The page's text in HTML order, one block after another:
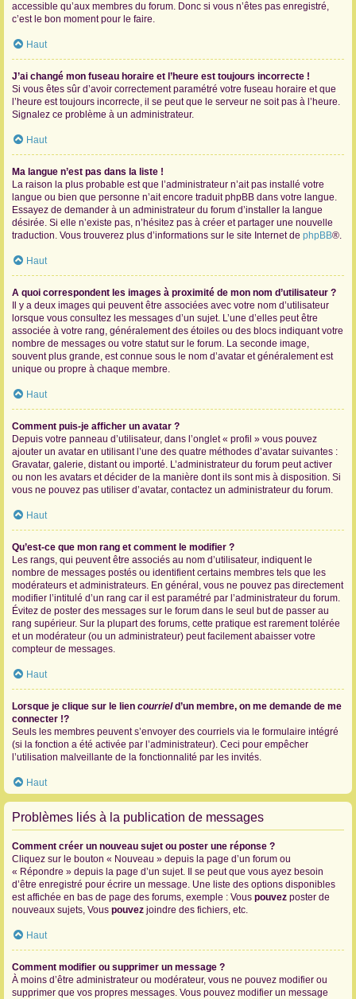
accessible qu’aux membres du forum. Donc si vous n’êtes pas enregistré,
c’est le bon moment pour le faire.
Haut
J’ai changé mon fuseau horaire et l’heure est toujours incorrecte !
Si vous êtes sûr d’avoir correctement paramétré votre fuseau horaire et que
l’heure est toujours incorrecte, il se peut que le serveur ne soit pas à l’heure.
Signalez ce problème à un administrateur.
Haut
Ma langue n’est pas dans la liste !
La raison la plus probable est que l’administrateur n’ait pas installé votre
langue ou bien que personne n’ait encore traduit phpBB dans votre langue.
Essayez de demander à un administrateur du forum d’installer la langue
désirée. Si elle n’existe pas, n’hésitez pas à créer et partager une nouvelle
traduction. Vous trouverez plus d’informations sur le site Internet de phpBB®.
Haut
A quoi correspondent les images à proximité de mon nom d’utilisateur ?
Il y a deux images qui peuvent être associées avec votre nom d’utilisateur
lorsque vous consultez les messages d’un sujet. L’une d’elles peut être
associée à votre rang, généralement des étoiles ou des blocs indiquant votre
nombre de messages ou votre statut sur le forum. La seconde image,
souvent plus grande, est connue sous le nom d’avatar et généralement est
unique ou propre à chaque membre.
Haut
Comment puis-je afficher un avatar ?
Depuis votre panneau d’utilisateur, dans l’onglet « profil » vous pouvez
ajouter un avatar en utilisant l’une des quatre méthodes d’avatar suivantes :
Gravatar, galerie, distant ou importé. L’administrateur du forum peut activer
ou non les avatars et décider de la manière dont ils sont mis à disposition. Si
vous ne pouvez pas utiliser d’avatar, contactez un administrateur du forum.
Haut
Qu’est-ce que mon rang et comment le modifier ?
Les rangs, qui peuvent être associés au nom d’utilisateur, indiquent le
nombre de messages postés ou identifient certains membres tels que les
modérateurs et administrateurs. En général, vous ne pouvez pas directement
modifier l’intitulé d’un rang car il est paramétré par l’administrateur du forum.
Évitez de poster des messages sur le forum dans le seul but de passer au
rang supérieur. Sur la plupart des forums, cette pratique est rarement tolérée
et un modérateur (ou un administrateur) peut facilement abaisser votre
compteur de messages.
Haut
Lorsque je clique sur le lien courrield’un membre, on me demande de me
connecter !?
Seuls les membres peuvent s’envoyer des courriels via le formulaire intégré
(si la fonction a été activée par l’administrateur). Ceci pour empêcher
l’utilisation malveillante de la fonctionnalité par les invités.
Haut
Problèmes liés à la publication de messages
Comment créer un nouveau sujet ou poster une réponse ?
Cliquez sur le bouton « Nouveau » depuis la page d’un forum ou
« Répondre » depuis la page d’un sujet. Il se peut que vous ayez besoin
d’être enregistré pour écrire un message. Une liste des options disponibles
est affichée en bas de page des forums, exemple : Vous pouvez poster de
nouveaux sujets, Vous pouvez joindre des fichiers, etc.
Haut
Comment modifier ou supprimer un message ?
À moins d’être administrateur ou modérateur, vous ne pouvez modifier ou
supprimer que vos propres messages. Vous pouvez modifier un message